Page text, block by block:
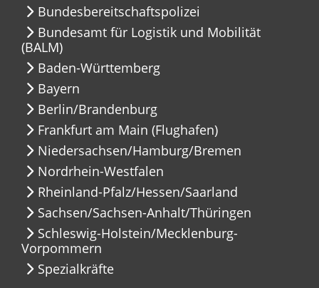
Bundesbereitschaftspolizei
Bundesamt für Logistik und Mobilität
(BALM)
Baden-Württemberg
Bayern
Berlin/Brandenburg
Frankfurt am Main (Flughafen)
Niedersachsen/Hamburg/Bremen
Nordrhein-Westfalen
Rheinland-Pfalz/Hessen/Saarland
Sachsen/Sachsen-Anhalt/Thüringen
Schleswig-Holstein/Mecklenburg-
Vorpommern
Spezialkräfte